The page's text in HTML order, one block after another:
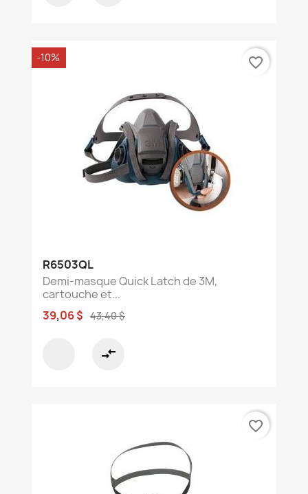
R6503QL
Demi-masque Quick Latch de 3M,
cartouche et...
39,06 $ 43,40 $
compare_arrows
-10% favorite_border
favorite_border